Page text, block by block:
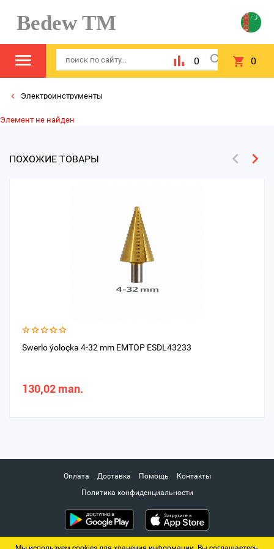
Bedew TM
0 0
Электроинструменты
Элемент не найден
ПОХОЖИЕ ТОВАРЫ
Swerlo ýoloçka 4-32 mm EMTOP ESDL43233
130,02 man.
Оплата Доставка Помощь
Контакты
Политика конфиденциальности